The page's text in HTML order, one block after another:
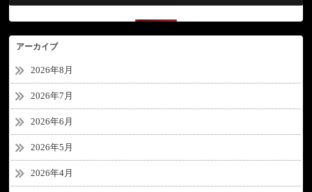
アーカイブ
2026年8月
2026年7月
2026年6月
2026年5月
2026年4月